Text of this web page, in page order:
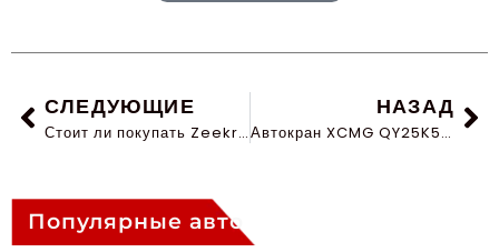
СЛЕДУЮЩИЕ
Стоит ли покупать Zeekr в России и Казахстане в 2026 году
НАЗАД
Автокран XCMG QY25K5D-3 2023 386 моточасов
Популярные авто